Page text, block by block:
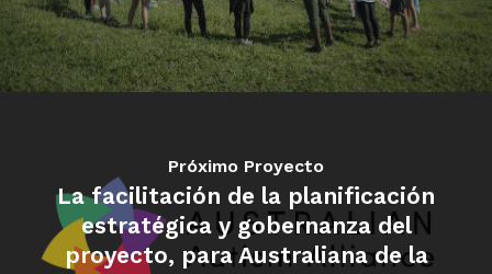
Próximo Proyecto
La facilitación de la planificación
estratégica y gobernanza del
proyecto, para Australiana de la